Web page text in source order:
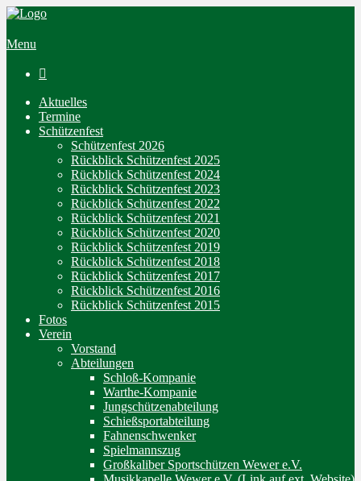
Menu

Aktuelles
Termine
Schützenfest
Schützenfest 2026
Rückblick Schützenfest 2025
Rückblick Schützenfest 2024
Rückblick Schützenfest 2023
Rückblick Schützenfest 2022
Rückblick Schützenfest 2021
Rückblick Schützenfest 2020
Rückblick Schützenfest 2019
Rückblick Schützenfest 2018
Rückblick Schützenfest 2017
Rückblick Schützenfest 2016
Rückblick Schützenfest 2015
Fotos
Verein
Vorstand
Abteilungen
Schloß-Kompanie
Warthe-Kompanie
Jungschützenabteilung
Schießsportabteilung
Fahnenschwenker
Spielmannszug
Großkaliber Sportschützen Wewer e.V.